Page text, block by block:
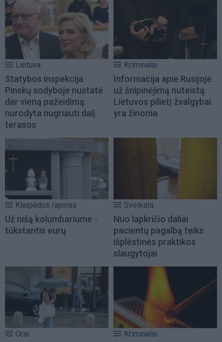
Lietuva
Statybos inspekcija
Pinskų sodyboje nustatė
dar vieną pažeidimą:
nurodyta nugriauti dalį
terasos
Kriminalai
Informacija apie Rusijoje
už šnipinėjimą nuteistą
Lietuvos pilietį žvalgybai
yra žinoma
Klaipėdos rajonas
Už nišą kolumbariume -
tūkstantis eurų
Sveikata
Nuo lapkričio daliai
pacientų pagalbą teiks
išplėstinės praktikos
slaugytojai
Orai Kriminalai